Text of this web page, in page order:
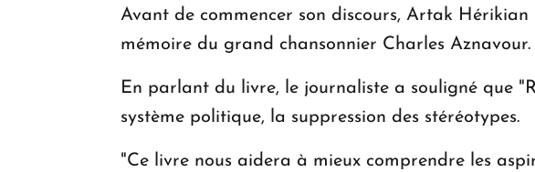
Avant de commencer son discours, Artak
mémoire du grand chansonnier Charles Aznavour.
En parlant du livre, le journaliste a souligné que
système politique, la suppression des stéréotypes.
"Ce livre nous aidera à mieux comprendre les